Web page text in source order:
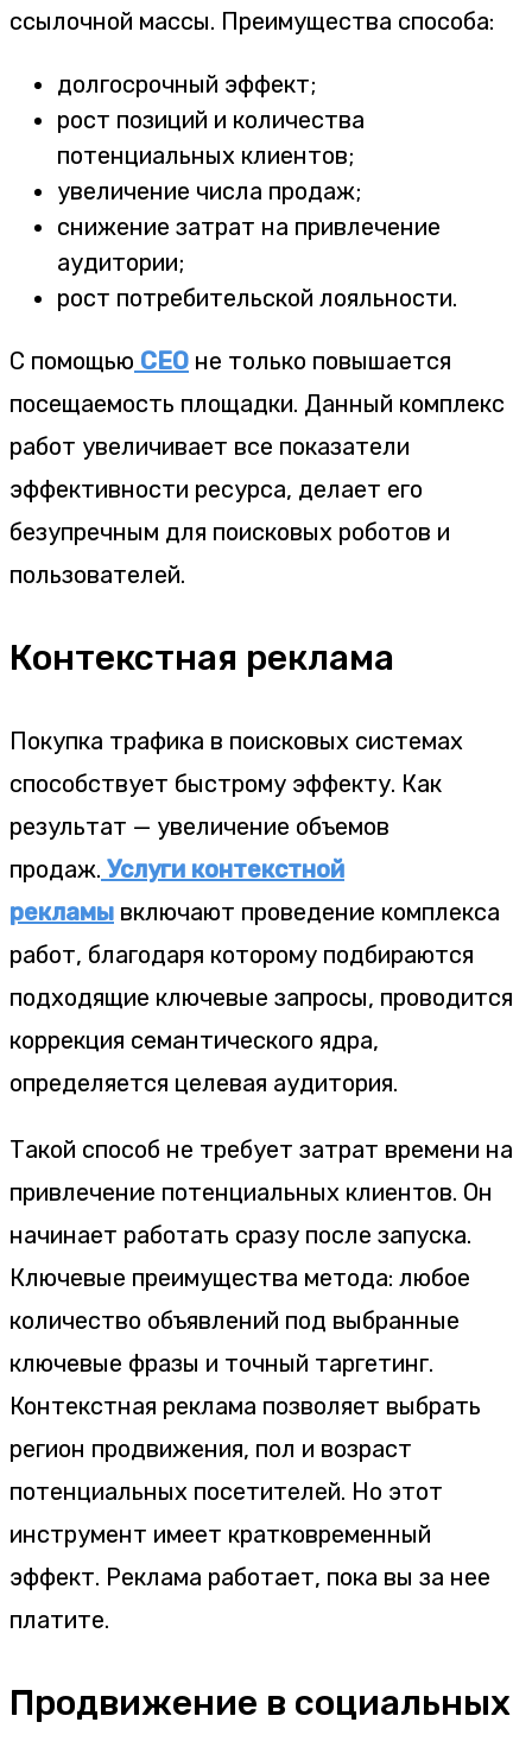
ссылочной массы. Преимущества способа:
долгосрочный эффект;
рост позиций и количества
потенциальных клиентов;
увеличение числа продаж;
снижение затрат на привлечение
аудитории;
рост потребительской лояльности.
С помощью СЕО не только повышается
посещаемость площадки. Данный комплекс
работ увеличивает все показатели
эффективности ресурса, делает его
безупречным для поисковых роботов и
пользователей.
Контекстная реклама
Покупка трафика в поисковых системах
способствует быстрому эффекту. Как
результат — увеличение объемов
продаж. Услуги контекстной
рекламы включают проведение комплекса
работ, благодаря которому подбираются
подходящие ключевые запросы, проводится
коррекция семантического ядра,
определяется целевая аудитория.
Такой способ не требует затрат времени на
привлечение потенциальных клиентов. Он
начинает работать сразу после запуска.
Ключевые преимущества метода: любое
количество объявлений под выбранные
ключевые фразы и точный таргетинг.
Контекстная реклама позволяет выбрать
регион продвижения, пол и возраст
потенциальных посетителей. Но этот
инструмент имеет кратковременный
эффект. Реклама работает, пока вы за нее
платите.
Продвижение в социальных